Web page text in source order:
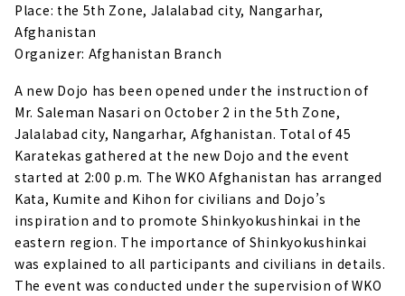
Place: the 5th Zone, Jalalabad city, Nangarhar,
Afghanistan
Organizer: Afghanistan Branch
A new Dojo has been opened under the instruction of
Mr. Saleman Nasari on October 2 in the 5th Zone,
Jalalabad city, Nangarhar, Afghanistan. Total of 45
Karatekas gathered at the new Dojo and the event
started at 2:00 p.m. The WKO Afghanistan has arranged
Kata, Kumite and Kihon for civilians and Dojo’s
inspiration and to promote Shinkyokushinkai in the
eastern region. The importance of Shinkyokushinkai
was explained to all participants and civilians in details.
The event was conducted under the supervision of WKO